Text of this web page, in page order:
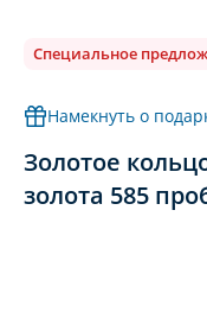
Специальное
Намекнуть о
Золотое
золота 585